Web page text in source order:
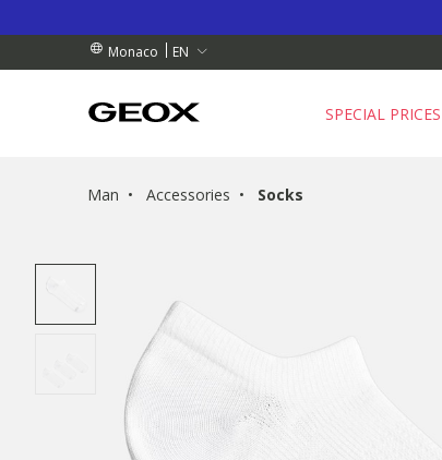
Monaco
EN
OVER 90.00 €
OVER 90.00 €
SPECIAL PRICES
Man Accessories Socks